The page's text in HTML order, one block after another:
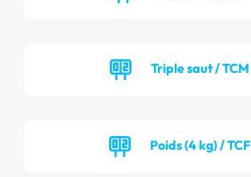
Triple saut / TCM
Poids (4 kg) / TCF